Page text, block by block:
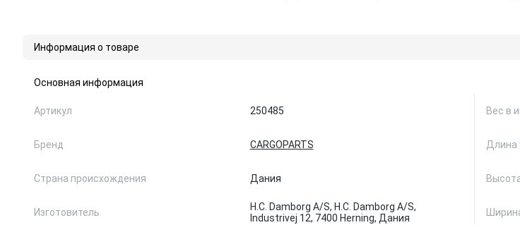
Информация о товаре
Основная информация
Артикул 250485
Бренд CARGOPARTS
Страна происхождения Дания
Изготовитель
H.C. Damborg A/S, H.C. Damborg A/S,
Industrivej 12, 7400 Herning, Дания
Вес в
Длина